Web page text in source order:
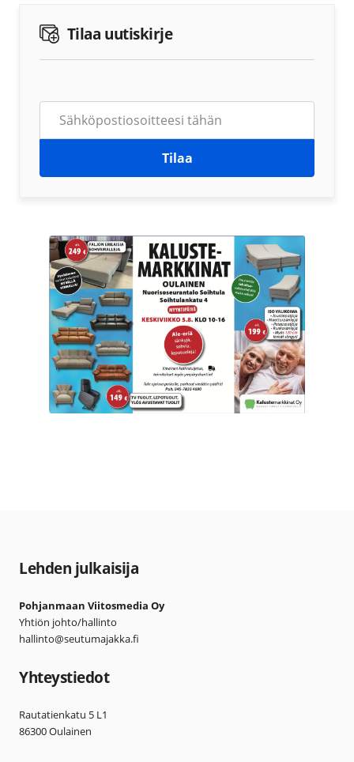
Tilaa uutiskirje
Tilaa
Lehden julkaisija
Pohjanmaan Viitosmedia Oy
Yhtiön johto/hallinto
hallinto@seutumajakka.fi
Yhteystiedot
Rautatienkatu 5 L1
86300 Oulainen